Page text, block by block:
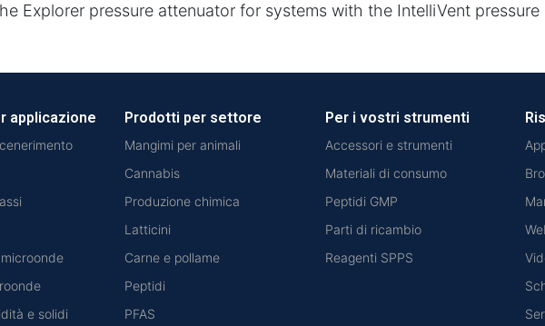
Explorer pressure attenuator for systems with the IntelliVent pressure
applicazione
e solidi
Prodotti per settore
Mangimi per animali
Cannabis
Produzione chimica
Latticini
Carne e pollame
Peptidi
PFAS
Per i vostri strumenti
Accessori e strumenti
Materiali di consumo
Peptidi GMP
Parti di ricambio
Reagenti SPPS